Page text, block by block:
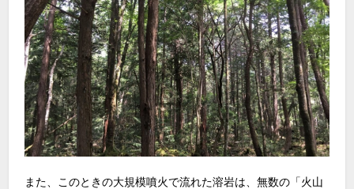
また、このときの大規模噴火で流れた溶岩は、無数の「火山